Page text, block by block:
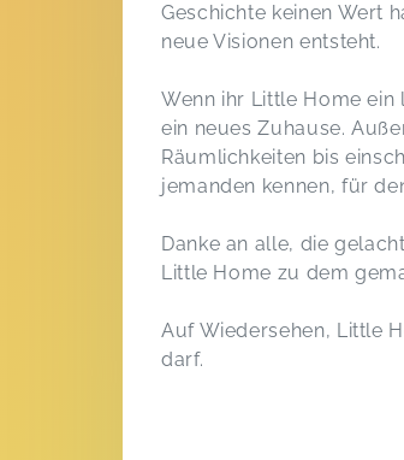
Geschichte keinen Wert
neue Visionen entsteht.
Wenn ihr Little Home
ein neues Zuhause.
Räumlichkeiten bis
jemanden kennen, für
Danke an alle, die
Little Home zu dem
Auf Wiedersehen, Little
darf.